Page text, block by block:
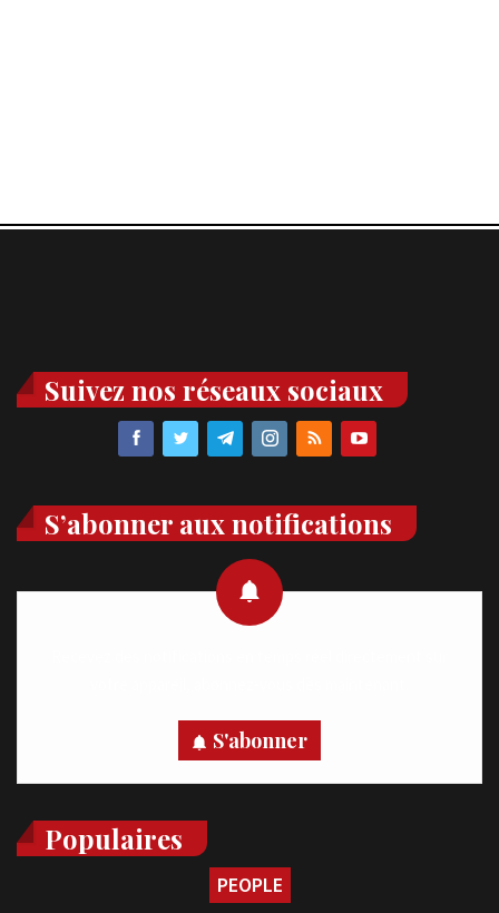
Suivez nos réseaux sociaux
S’abonner aux notifications
S'abonner
Populaires
PEOPLE